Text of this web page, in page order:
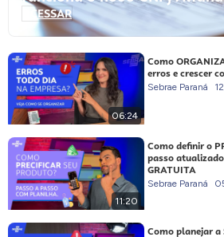
ACESSAR
06:24
Como
erros e crescer
Sebrae Paraná
11:20
Como definir o
passo
GRATUITA
Sebrae Paraná
Como planejar a